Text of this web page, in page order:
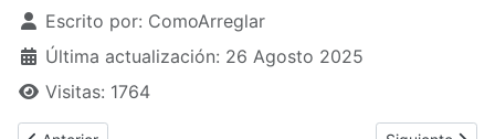
Detalles
Escrito por: ComoArreglar
Última actualización: 26 Agosto 2025
Visitas: 1764